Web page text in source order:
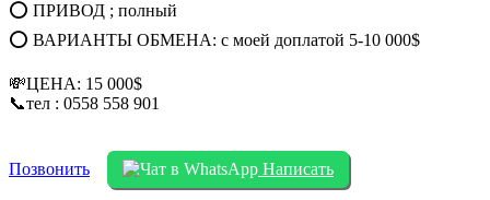
⭕ ПРИВОД ; полный
⭕ ВАРИАНТЫ ОБМЕНА: с моей доплатой 5-10 000$
💸ЦЕНА: 15 000$
📞тел : 0558 558 901
Позвонить Написать